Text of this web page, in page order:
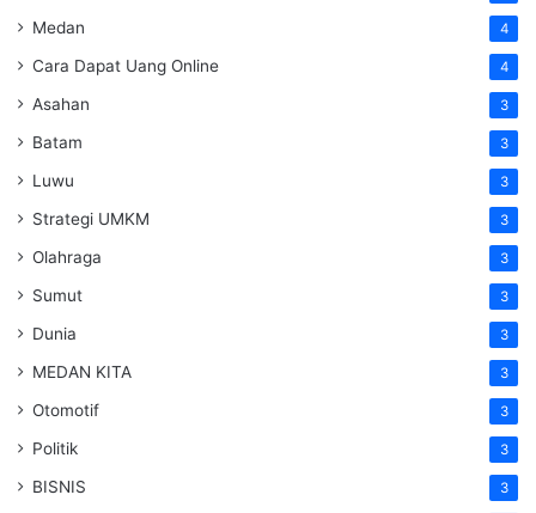
Medan 4
Cara Dapat Uang Online 4
Asahan 3
Batam 3
Luwu 3
Strategi UMKM 3
Olahraga 3
Sumut 3
Dunia 3
MEDAN KITA 3
Otomotif 3
Politik 3
BISNIS 3